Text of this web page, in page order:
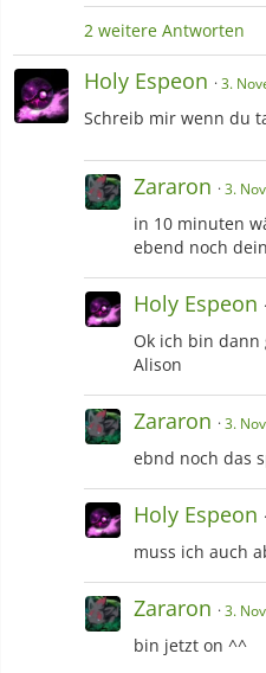
2 weitere Antworten
Holy Espeon 3.
Schreib mir wenn du
Zararon 3.
in 10 minuten
ebend noch
Holy Espeon
Ok ich bin dann
Alison
Zararon 3.
ebnd noch das
Holy Espeon
muss ich auch
Zararon 3.
bin jetzt on ^^